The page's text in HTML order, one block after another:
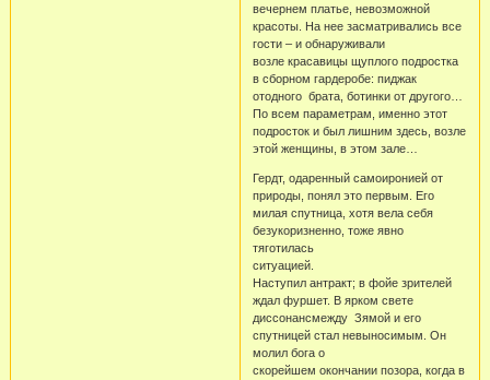
вечернем платье, невозможной
красоты. На нее засматривались все
гости – и обнаруживали
возле красавицы щуплого подростка
в сборном гардеробе: пиджак
отодного брата, ботинки от другого…
По всем параметрам, именно этот
подросток и был лишним здесь, возле
этой женщины, в этом зале…
Гердт, одаренный самоиронией от
природы, понял это первым. Его
милая спутница, хотя вела себя
безукоризненно, тоже явно
тяготилась
ситуацией.
Наступил антракт; в фойе зрителей
ждал фуршет. В ярком свете
диссонансмежду Зямой и его
спутницей стал невыносимым. Он
молил бога о
скорейшем окончании позора, когда в